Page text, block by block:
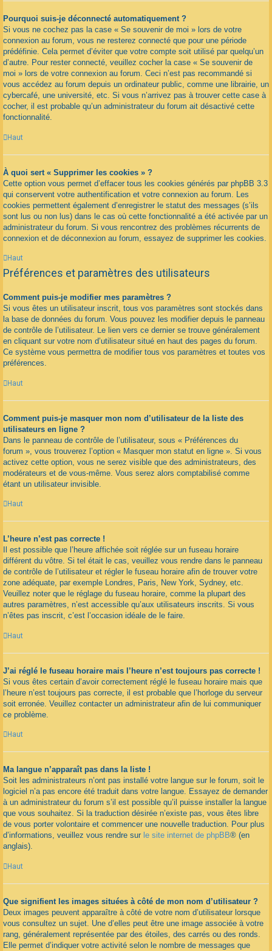
Pourquoi suis-je déconnecté automatiquement ?
Si vous ne cochez pas la case « Se souvenir de moi » lors de votre
connexion au forum, vous ne resterez connecté que pour une période
prédéfinie. Cela permet d’éviter que votre compte soit utilisé par quelqu’un
d’autre. Pour rester connecté, veuillez cocher la case « Se souvenir de
moi » lors de votre connexion au forum. Ceci n’est pas recommandé si
vous accédez au forum depuis un ordinateur public, comme une librairie, un
cybercafé, une université, etc. Si vous n’arrivez pas à trouver cette case à
cocher, il est probable qu’un administrateur du forum ait désactivé cette
fonctionnalité.
Haut
À quoi sert « Supprimer les cookies » ?
Cette option vous permet d’effacer tous les cookies générés par phpBB 3.3
qui conservent votre authentification et votre connexion au forum. Les
cookies permettent également d’enregistrer le statut des messages (s’ils
sont lus ou non lus) dans le cas où cette fonctionnalité a été activée par un
administrateur du forum. Si vous rencontrez des problèmes récurrents de
connexion et de déconnexion au forum, essayez de supprimer les cookies.
Haut
Préférences et paramètres des utilisateurs
Comment puis-je modifier mes paramètres ?
Si vous êtes un utilisateur inscrit, tous vos paramètres sont stockés dans
la base de données du forum. Vous pouvez les modifier depuis le panneau
de contrôle de l’utilisateur. Le lien vers ce dernier se trouve généralement
en cliquant sur votre nom d’utilisateur situé en haut des pages du forum.
Ce système vous permettra de modifier tous vos paramètres et toutes vos
préférences.
Haut
Comment puis-je masquer mon nom d’utilisateur de la liste des
utilisateurs en ligne ?
Dans le panneau de contrôle de l’utilisateur, sous « Préférences du
forum », vous trouverez l’option « Masquer mon statut en ligne ». Si vous
activez cette option, vous ne serez visible que des administrateurs, des
modérateurs et de vous-même. Vous serez alors comptabilisé comme
étant un utilisateur invisible.
Haut
L’heure n’est pas correcte !
Il est possible que l’heure affichée soit réglée sur un fuseau horaire
différent du vôtre. Si tel était le cas, veuillez vous rendre dans le panneau
de contrôle de l’utilisateur et régler le fuseau horaire afin de trouver votre
zone adéquate, par exemple Londres, Paris, New York, Sydney, etc.
Veuillez noter que le réglage du fuseau horaire, comme la plupart des
autres paramètres, n’est accessible qu’aux utilisateurs inscrits. Si vous
n’êtes pas inscrit, c’est l’occasion idéale de le faire.
Haut
J’ai réglé le fuseau horaire mais l’heure n’est toujours pas correcte !
Si vous êtes certain d’avoir correctement réglé le fuseau horaire mais que
l’heure n’est toujours pas correcte, il est probable que l’horloge du serveur
soit erronée. Veuillez contacter un administrateur afin de lui communiquer
ce problème.
Haut
Ma langue n’apparaît pas dans la liste !
Soit les administrateurs n’ont pas installé votre langue sur le forum, soit le
logiciel n’a pas encore été traduit dans votre langue. Essayez de demander
à un administrateur du forum s’il est possible qu’il puisse installer la langue
que vous souhaitez. Si la traduction désirée n’existe pas, vous êtes libre
de vous porter volontaire et commencer une nouvelle traduction. Pour plus
d’informations, veuillez vous rendre sur le site internet de phpBB® (en
anglais).
Haut
Que signifient les images situées à côté de mon nom d’utilisateur ?
Deux images peuvent apparaître à côté de votre nom d’utilisateur lorsque
vous consultez un sujet. Une d’elles peut être une image associée à votre
rang, généralement représentée par des étoiles, des carrés ou des ronds.
Elle permet d’indiquer votre activité selon le nombre de messages que